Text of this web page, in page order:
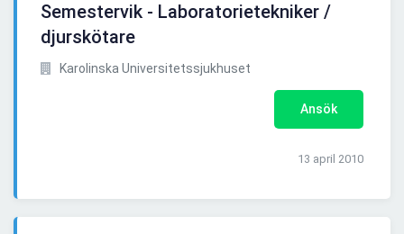
Semestervik - Laboratorietekniker /
djurskötare
Karolinska Universitetssjukhuset
Ansök
13 april 2010